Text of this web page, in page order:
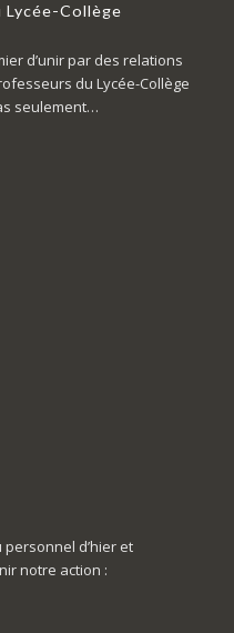
Lycée-Collège
d’unir par des relations
du Lycée-Collège
seulement…
d’hier et
notre action :